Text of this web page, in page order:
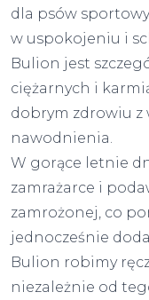
dla psów
w uspokojeniu i
Bulion jest
ciężarnych i
dobrym zdrowiu z
nawodnienia.
W gorące letnie
zamrażarce i
zamrożonej, co
jednocześnie
Bulion robimy
niezależnie od